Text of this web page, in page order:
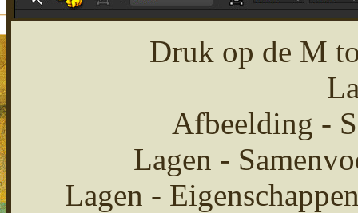
Druk op de M
Afbeelding -
Lagen -
Lagen -